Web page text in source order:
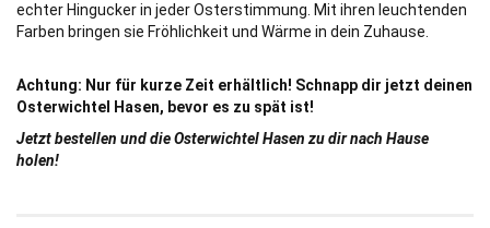
echter Hingucker in jeder Osterstimmung. Mit ihren leuchtenden
Farben bringen sie Fröhlichkeit und Wärme in dein Zuhause.
Achtung: Nur für kurze Zeit erhältlich! Schnapp dir jetzt deinen
Osterwichtel Hasen, bevor es zu spät ist!
Jetzt bestellen und die Osterwichtel Hasen zu dir nach Hause
holen!